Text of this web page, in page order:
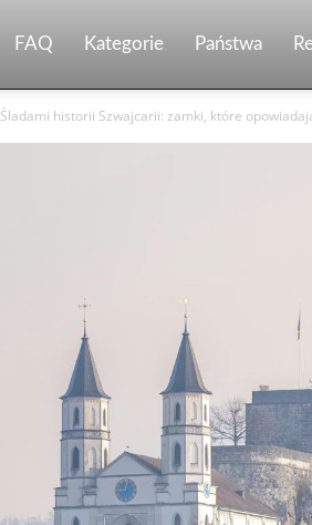
FAQ Kategorie Państwa
Śladami historii Szwajcarii: zamki, które